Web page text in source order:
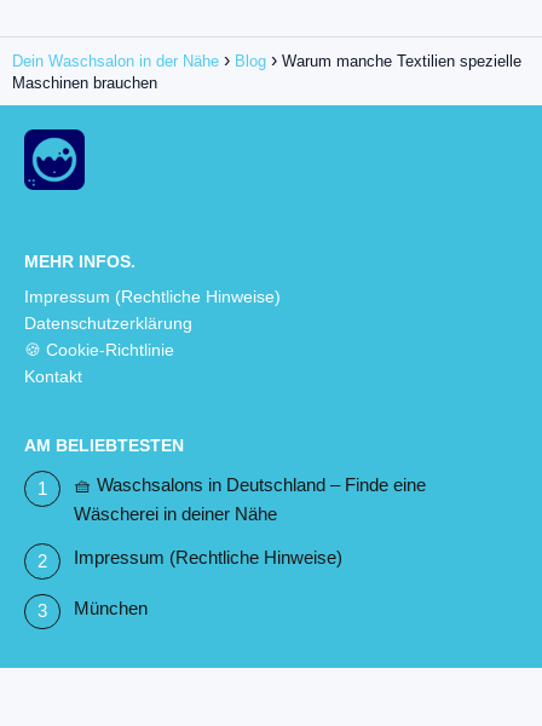
Dein Waschsalon in der Nähe Blog
Warum manche Textilien spezielle
Maschinen brauchen
MEHR INFOS.
Impressum (Rechtliche Hinweise)
Datenschutzerklärung
🍪 Cookie-Richtlinie
Kontakt
AM BELIEBTESTEN
🧺 Waschsalons in Deutschland – Finde eine
Wäscherei in deiner Nähe
Impressum (Rechtliche Hinweise)
München